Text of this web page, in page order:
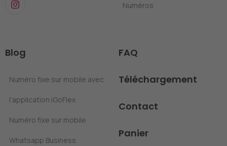
Numéros
Blog
Numéro fixe sur mobile avec
l'application iGoFlex
Numéro fixe sur mobile
Whatsapp Business
FAQ
Téléchargement
Contact
Panier